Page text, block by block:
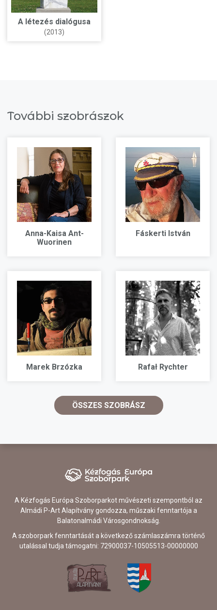
A létezés dialógusa
(2013)
További szobrászok
Anna-Kaisa Ant-
Wuorinen
Fáskerti István
Marek Brzózka Rafał Rychter
ÖSSZES SZOBRÁSZ
A Kézfogás Európa Szoborparkot művészeti szempontból az
Almádi P-Art Alapítvány gondozza, műszaki fenntartója a
Balatonalmádi Városgondnokság.
A szoborpark fenntartását a következő számlaszámra történő
utalással tudja támogatni: 72900037-10505513-00000000